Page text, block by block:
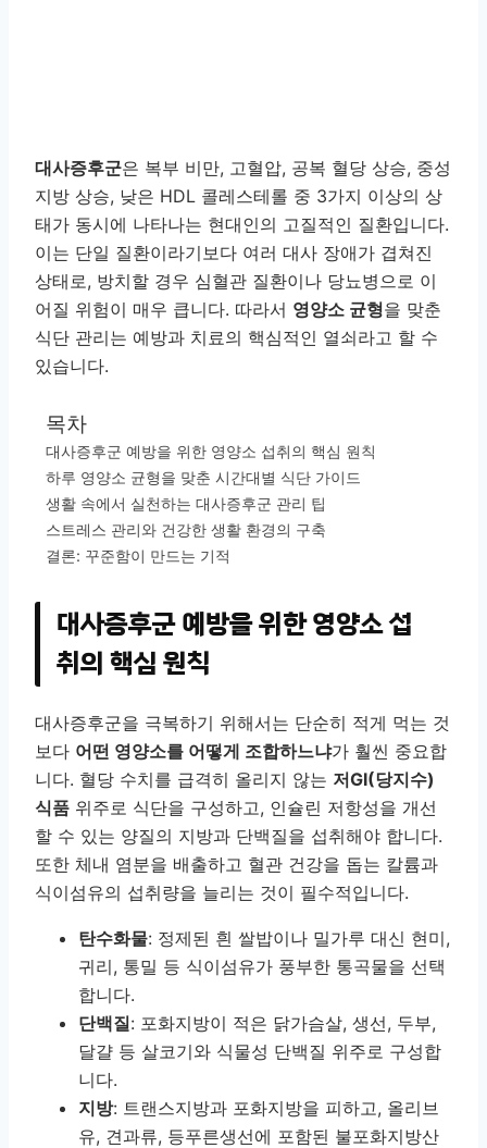
대사증후군은 복부 비만, 고혈압, 공복 혈당 상승, 중성
지방 상승, 낮은 HDL 콜레스테롤 중 3가지 이상의 상
태가 동시에 나타나는 현대인의 고질적인 질환입니다.
이는 단일 질환이라기보다 여러 대사 장애가 겹쳐진
상태로, 방치할 경우 심혈관 질환이나 당뇨병으로 이
어질 위험이 매우 큽니다. 따라서 영양소 균형을 맞춘
식단 관리는 예방과 치료의 핵심적인 열쇠라고 할 수
있습니다.
목차
대사증후군 예방을 위한 영양소 섭취의 핵심 원칙
하루 영양소 균형을 맞춘 시간대별 식단 가이드
생활 속에서 실천하는 대사증후군 관리 팁
스트레스 관리와 건강한 생활 환경의 구축
결론: 꾸준함이 만드는 기적
대사증후군 예방을 위한 영양소 섭
취의 핵심 원칙
대사증후군을 극복하기 위해서는 단순히 적게 먹는 것
보다 어떤 영양소를 어떻게 조합하느냐가 훨씬 중요합
니다. 혈당 수치를 급격히 올리지 않는 저GI(당지수)
식품 위주로 식단을 구성하고, 인슐린 저항성을 개선
할 수 있는 양질의 지방과 단백질을 섭취해야 합니다.
또한 체내 염분을 배출하고 혈관 건강을 돕는 칼륨과
식이섬유의 섭취량을 늘리는 것이 필수적입니다.
탄수화물: 정제된 흰 쌀밥이나 밀가루 대신 현미,
귀리, 통밀 등 식이섬유가 풍부한 통곡물을 선택
합니다.
단백질: 포화지방이 적은 닭가슴살, 생선, 두부,
달걀 등 살코기와 식물성 단백질 위주로 구성합
니다.
지방: 트랜스지방과 포화지방을 피하고, 올리브
유, 견과류, 등푸른생선에 포함된 불포화지방산